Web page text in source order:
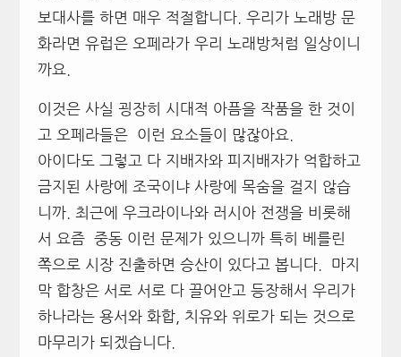
보대사를 하면 매우 적절합니다. 우리가 노래방 문
화라면 유럽은 오페라가 우리 노래방처럼 일상이니
까요.
이것은 사실 굉장히 시대적 아픔을 작품을 한 것이
고 오페라들은 이런 요소들이 많잖아요.
아이다도 그렇고 다 지배자와 피지배자가 억합하고
금지된 사랑에 조국이냐 사랑에 목숨을 걸지 않습
니까. 최근에 우크라이나와 러시아 전쟁을 비롯해
서 요즘 중동 이런 문제가 있으니까 특히 베를린
쪽으로 시장 진출하면 승산이 있다고 봅니다. 마지
막 합창은 서로 서로 다 끌어안고 등장해서 우리가
하나라는 용서와 화합, 치유와 위로가 되는 것으로
마무리가 되겠습니다.